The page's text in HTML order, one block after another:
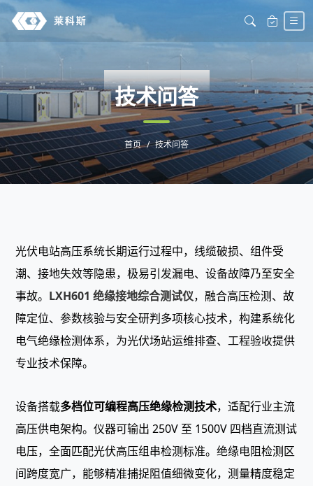
WENDA
技术问答
首页 技术问答
光伏电站高压系统长期运行过程中，线缆破损、组件受
潮、接地失效等隐患，极易引发漏电、设备故障乃至安全
事故。 LXH601 绝缘接地综合测试仪，融合高压检测、故
障定位、参数核验与安全研判多项核心技术，构建系统化
电气绝缘检测体系，为光伏场站运维排查、工程验收提供
专业技术保障。
设备搭载多档位可编程高压绝缘检测技术，适配行业主流
高压供电架构。仪器可输出 250V 至 1500V 四档直流测试
电压，全面匹配光伏高压组串检测标准。绝缘电阻检测区
间跨度宽广，能够精准捕捉阻值细微变化，测量精度稳定